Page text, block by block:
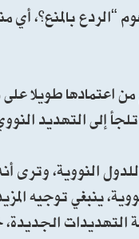
“الردع بالمنع”،
من اعتمادها
إلى التهديد
النووية، وترى
ينبغي توجيه